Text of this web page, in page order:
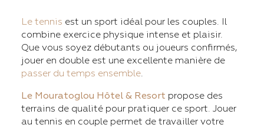
Le tennis est un sport idéal pour les couples. Il
combine exercice physique intense et plaisir.
Que vous soyez débutants ou joueurs confirmés,
jouer en double est une excellente manière de
passer du temps ensemble.
Le Mouratoglou Hôtel & Resort propose des
terrains de qualité pour pratiquer ce sport. Jouer
au tennis en couple permet de travailler votre